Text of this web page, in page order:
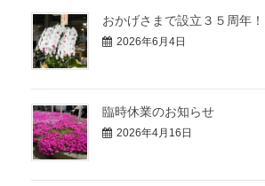
おかげさまで設立３５周年！
2026年6月4日
臨時休業のお知らせ
2026年4月16日